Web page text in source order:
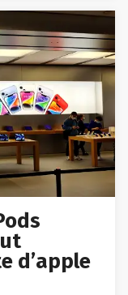
d’apple